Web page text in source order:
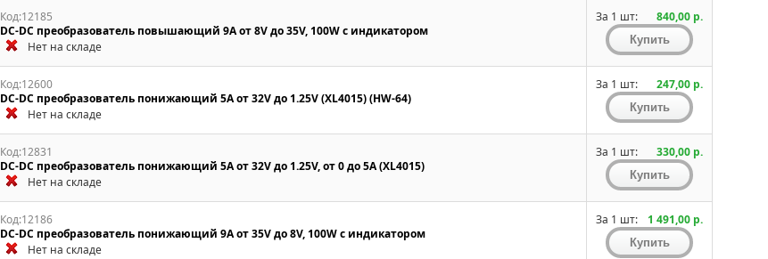
Код:12185
DC-DC преобразователь повышающий 9A от 8V до 35V, 100W с индикатором
Нет на складе
За 1 шт: 840,00 р.
Код:12600
DC-DC преобразователь понижающий 5A от 32V до 1.25V (XL4015) (HW-64)
Нет на складе
За 1 шт: 247,00 р.
Код:12831
DC-DC преобразователь понижающий 5A от 32V до 1.25V, от 0 до 5A (XL4015)
Нет на складе
За 1 шт: 330,00 р.
Код:12186
DC-DC преобразователь понижающий 9A от 35V до 8V, 100W с индикатором
Нет на складе
За 1 шт: 1 491,00 р.